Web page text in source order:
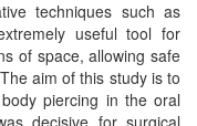
techniques such as
useful tool for
of space, allowing safe
aim of this study is to
piercing in the oral
decisive for surgical